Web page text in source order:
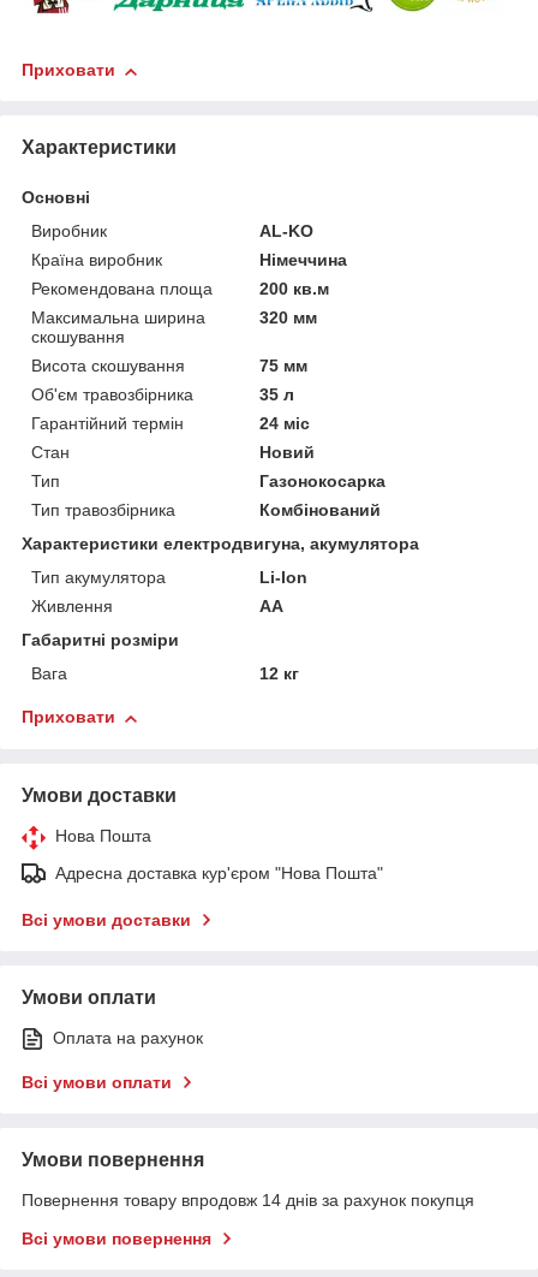
Приховати
Характеристики
Основні
Виробник
AL-KO
Країна виробник
Німеччина
Рекомендована площа
200 кв.м
Максимальна ширина
скошування
320 мм
Висота скошування
75 мм
Об'єм травозбірника
35 л
Гарантійний термін
24 міс
Стан
Новий
Тип
Газонокосарка
Тип травозбірника
Комбінований
Характеристики електродвигуна, акумулятора
Тип акумулятора
Li-Ion
Живлення
AA
Габаритні розміри
Вага
12 кг
Приховати
Умови доставки
Нова Пошта
Адресна доставка кур'єром "Нова Пошта"
Всі умови доставки
Умови оплати
Оплата на рахунок
Всі умови оплати
Умови повернення
Повернення товару впродовж 14 днів за рахунок покупця
Всі умови повернення